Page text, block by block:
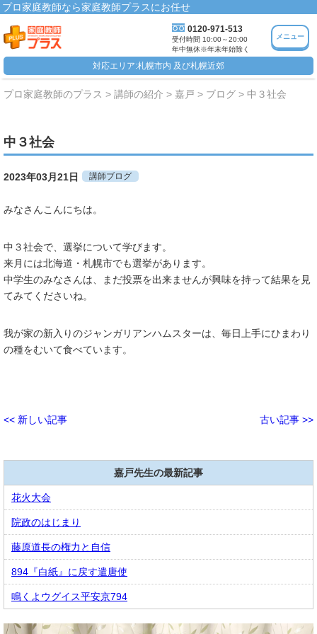
プロ家庭教師なら家庭教師プラスにお任せ
0120-971-513
受付時間 10:00～20:00
年中無休※年末年始除く
メニュー
対応エリア:札幌市内 及び札幌近郊
プロ家庭教師のプラス 講師の紹介 嘉戸 ブログ 中３社会
中３社会
2023年03月21日 講師ブログ
みなさんこんにちは。
中３社会で、選挙について学びます。
来月には北海道・札幌市でも選挙があります。
中学生のみなさんは、まだ投票を出来ませんが興味を持って結果を見
てみてくださいね。
我が家の新入りのジャンガリアンハムスターは、毎日上手にひまわり
の種をむいて食べています。
古い記事 >>
<< 新しい記事
嘉戸先生の最新記事
花火大会
院政のはじまり
藤原道長の権力と自信
894『白紙』に戻す遣唐使
鳴くよウグイス平安京794